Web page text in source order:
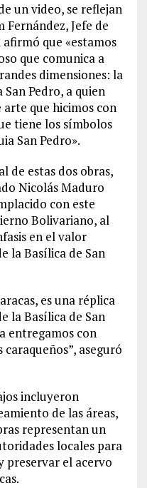
un video, se reflejan
Fernández, Jefe de
afirmó que «estamos
que comunica a
dimensiones: la
Pedro, a quien
que hicimos con
tiene los símbolos
San Pedro».
de estas dos obras,
Nicolás Maduro
con este
Bolivariano, al
en el valor
la Basílica de San
es una réplica
la Basílica de San
entregamos con
aseguró
incluyeron
de las áreas,
representan un
locales para
el acervo